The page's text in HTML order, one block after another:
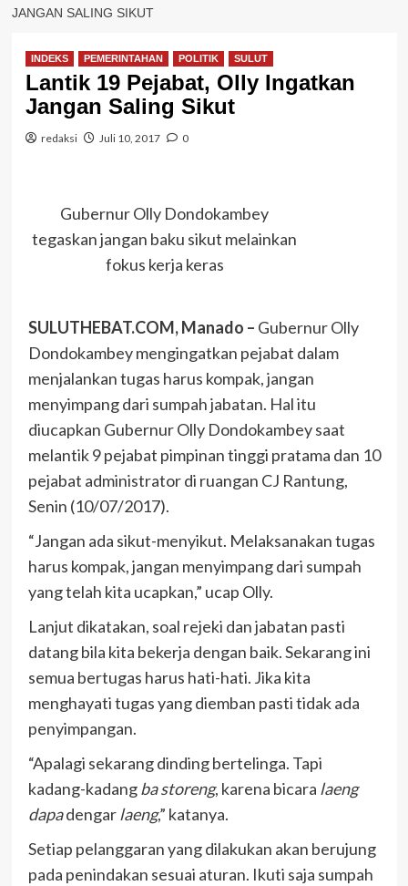
JANGAN SALING SIKUT
INDEKS PEMERINTAHAN POLITIK SULUT
Lantik 19 Pejabat, Olly Ingatkan
Jangan Saling Sikut
redaksi Juli 10, 2017 0
Gubernur Olly Dondokambey
tegaskan jangan baku sikut melainkan
fokus kerja keras
SULUTHEBAT.COM, Manado – Gubernur Olly
Dondokambey mengingatkan pejabat dalam
menjalankan tugas harus kompak, jangan
menyimpang dari sumpah jabatan. Hal itu
diucapkan Gubernur Olly Dondokambey saat
melantik 9 pejabat pimpinan tinggi pratama dan 10
pejabat administrator di ruangan CJ Rantung,
Senin (10/07/2017).
“Jangan ada sikut-menyikut. Melaksanakan tugas
harus kompak, jangan menyimpang dari sumpah
yang telah kita ucapkan,” ucap Olly.
Lanjut dikatakan, soal rejeki dan jabatan pasti
datang bila kita bekerja dengan baik. Sekarang ini
semua bertugas harus hati-hati. Jika kita
menghayati tugas yang diemban pasti tidak ada
penyimpangan.
“Apalagi sekarang dinding bertelinga. Tapi
kadang-kadangba storeng, karena bicara laeng
dapadengarlaeng,” katanya.
Setiap pelanggaran yang dilakukan akan berujung
pada penindakan sesuai aturan. Ikuti saja sumpah